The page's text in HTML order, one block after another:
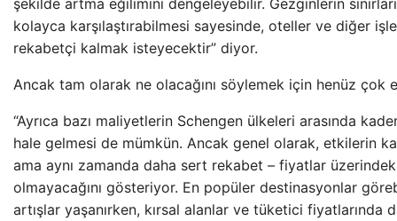
kolayca karşılaştırabilmesi sayesinde, oteller ve diğer
rekabetçi kalmak isteyecektir” diyor.
Ancak tam olarak ne olacağını söylemek için henüz çok
“Ayrıca bazı maliyetlerin Schengen ülkeleri arasında
hale gelmesi de mümkün. Ancak genel olarak, etkilerin
ama aynı zamanda daha sert rekabet – fiyatlar
olmayacağını gösteriyor. En popüler destinasyonlar
artışlar yaşanırken, kırsal alanlar ve tüketici fiyatlarında